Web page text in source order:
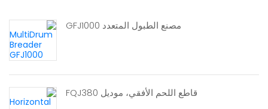
مصنع الطبول المتعدد GFJ1000
قاطع اللحم الأفقي، موديل FQJ380